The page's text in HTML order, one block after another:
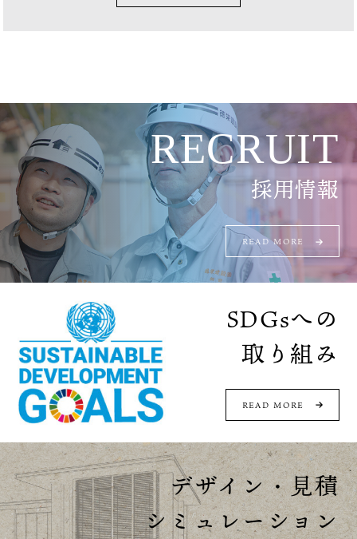
RECRUIT
採用情報
READ MORE
SDGsへの
取り組み
READ MORE
デザイン・見積
シミュレーション